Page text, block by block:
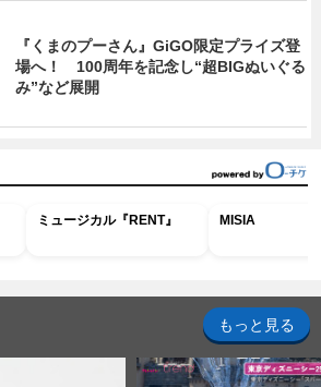
『くまのプーさん』GiGO限定プライズ登
場へ！ 100周年を記念し“超BIGぬいぐる
み”など展開
ミュージカル『RENT』 MISIA
もっと見る